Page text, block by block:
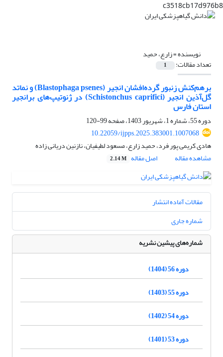
c3518cb17d976b8
نویسنده =زارع، حمید
تعداد مقالات: 1
برهم‌کنش زنبور گرده‌افشان انجیر (Blastophaga psenes) و نماتد
گل‌آذین انجیر (Schistonchus caprifici) در ژنوتیپ‌های برانجیر
استان فارس
دوره 55، شماره 1، شهریور 1403، صفحه
99-120
10.22059/ijpps.2025.383001.1007068
هادی کریمی پور فرد، حمید زارع، مسعود لطیفیان، نازنین دریانی زاده
مشاهده مقاله
اصل مقاله 2.14 M
مقالات آماده انتشار
شماره جاری
شماره‌های پیشین نشریه
دوره 56 (1404)
دوره 55 (1403)
دوره 54 (1402)
دوره 53 (1401)